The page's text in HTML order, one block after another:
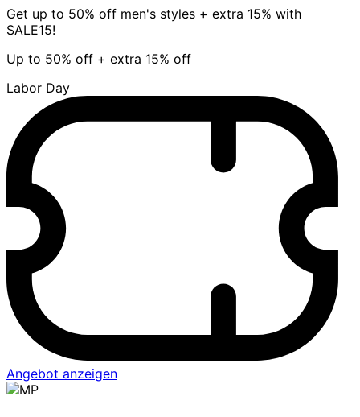
Get up to 50% off men's styles + extra 15% with
SALE15!
Up to 50% off + extra 15% off
Labor Day
Angebot anzeigen